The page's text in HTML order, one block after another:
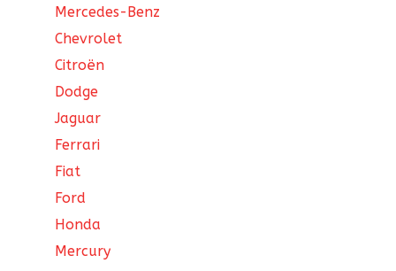
Mercedes-Benz
Chevrolet
Citroën
Dodge
Jaguar
Ferrari
Fiat
Ford
Honda
Mercury